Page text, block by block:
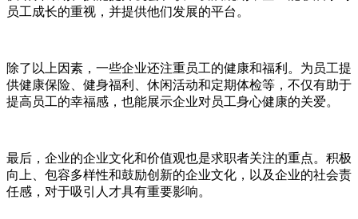
员工成长的重视，并提供他们发展的平台。
除了以上因素，一些企业还注重员工的健康和福利。为员工提
供健康保险、健身福利、休闲活动和定期体检等，不仅有助于
提高员工的幸福感，也能展示企业对员工身心健康的关爱。
最后，企业的企业文化和价值观也是求职者关注的重点。积极
向上、包容多样性和鼓励创新的企业文化，以及企业的社会责
任感，对于吸引人才具有重要影响。